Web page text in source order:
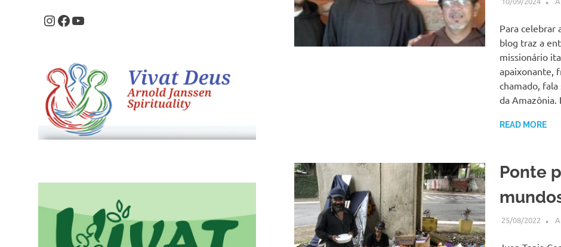
Para celebrar
blog traz a
missionário
apaixonante,
chamado,
da Amazônia.
READ MORE
Ponte
25/08/2022
Instagram
Facebook
Youtube